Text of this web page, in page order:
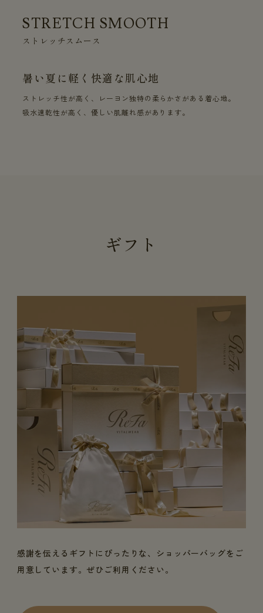
STRETCH SMOOTH
ストレッチスムース
暑い夏に軽く快適な肌心地
ストレッチ性が高く、レーヨン独特の柔らかさがある着心地。
吸水速乾性が高く、優しい肌離れ感があります。
ギフト
感謝を伝えるギフトにぴったりな、ショッパーバッグをご
用意しています。ぜひご利用ください。